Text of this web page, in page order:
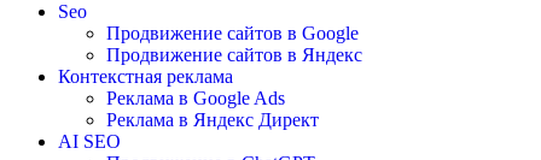
Seo
Продвижение сайтов в Google
Продвижение сайтов в Яндекс
Контекстная реклама
Реклама в Google Ads
Реклама в Яндекс Директ
AI SEO